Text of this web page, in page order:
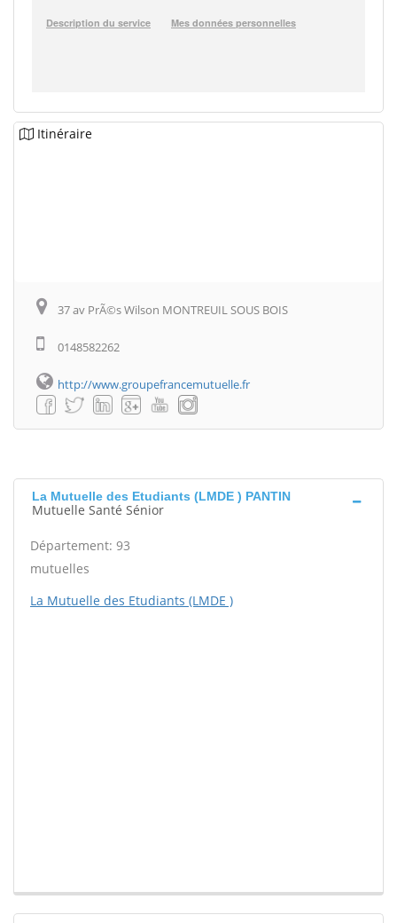
Itinéraire
37 av PrÃ©s Wilson MONTREUIL SOUS BOIS
0148582262
http://www.groupefrancemutuelle.fr
La Mutuelle des Etudiants (LMDE ) PANTIN
Mutuelle Santé Sénior
Département: 93
mutuelles
La Mutuelle des Etudiants (LMDE )